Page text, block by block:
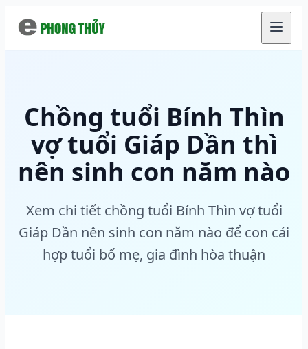
Chồng tuổi Bính Thìn
vợ tuổi Giáp Dần thì
nên sinh con năm nào
Xem chi tiết chồng tuổi Bính Thìn vợ tuổi
Giáp Dần nên sinh con năm nào để con cái
hợp tuổi bố mẹ, gia đình hòa thuận